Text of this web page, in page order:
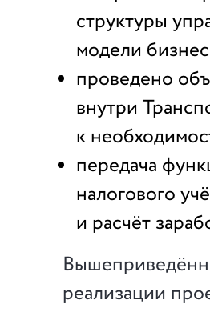
структуры
модели
проведено
внутри
к
передача
налогового
и расчёт
реализации